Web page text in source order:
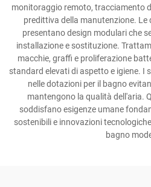
monitoraggio remoto, tracciamento
predittiva della manutenzione. Le
presentano design modulari che
installazione e sostituzione.
macchie, graffi e proliferazione
standard elevati di aspetto e igiene. I
nelle dotazioni per il bagno
mantengono la qualità dell'aria.
soddisfano esigenze umane
sostenibili e innovazioni
bagno